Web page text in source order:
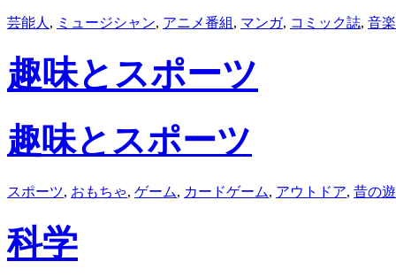
芸能人 , ミュージシャン, アニメ番組, マンガ, コミック誌, 音楽
趣味とスポーツ
趣味とスポーツ
スポーツ, おもちゃ, ゲーム, カードゲーム, アウトドア, 昔の
科学